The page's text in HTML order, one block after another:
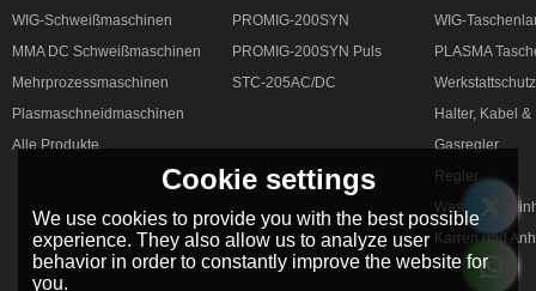
WIG-Schweißmaschinen
MMA DC Schweißmaschinen
Mehrprozessmaschinen
Plasmaschneidmaschinen
Alle Produkte
PROMIG-200SYN
PROMIG-200SYN Puls
STC-205AC/DC
WIG-
PLASMA
Werkstattschutz
Halter, Kabel
Gasregler
Regler
Karren und
Cookie settings
We use cookies to provide you with the best possible
experience. They also allow us to analyze user
behavior in order to constantly improve the website for
you.